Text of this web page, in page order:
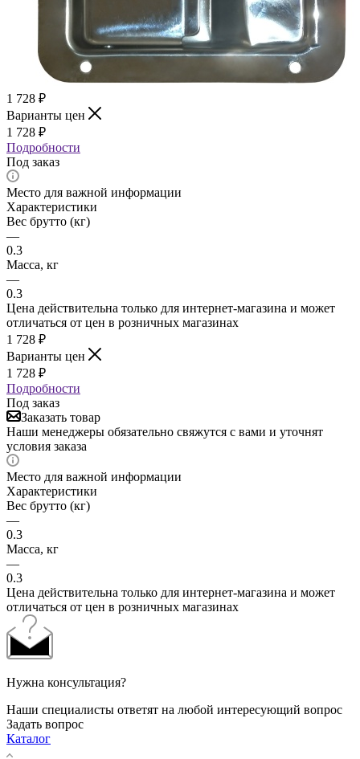
1 728 ₽
Варианты цен
1 728 ₽
Подробности
Под заказ
Место для важной информации
Характеристики
Вес брутто (кг)
—
0.3
Масса, кг
—
0.3
Цена действительна только для интернет-магазина и может
отличаться от цен в розничных магазинах
1 728 ₽
Варианты цен
1 728 ₽
Подробности
Под заказ
Заказать товар
Наши менеджеры обязательно свяжутся с вами и уточнят
условия заказа
Место для важной информации
Характеристики
Вес брутто (кг)
—
0.3
Масса, кг
—
0.3
Цена действительна только для интернет-магазина и может
отличаться от цен в розничных магазинах
Нужна консультация?
Наши специалисты ответят на любой интересующий вопрос
Задать вопрос
Каталог